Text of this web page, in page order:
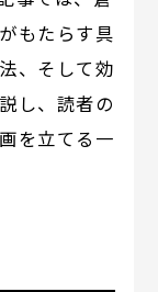
もたらす具
、そして効
し、読者の
を立てる一